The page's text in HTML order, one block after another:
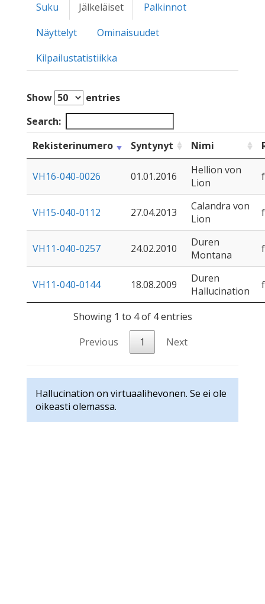
Suku Jälkeläiset
Palkinnot
Näyttelyt
Ominaisuudet
Kilpailustatistiikka
Show
entries
Search:
Rekisterinumero
Syntynyt Nimi
VH16-040-0026 01.01.2016
Hellion von
Lion
VH15-040-0112 27.04.2013
Calandra von
Lion
VH11-040-0257 24.02.2010
Duren
Montana
VH11-040-0144 18.08.2009
Duren
Hallucination
Showing 1 to 4 of 4 entries
Previous
1 Next
Hallucination on virtuaalihevonen. Se ei ole
oikeasti olemassa.